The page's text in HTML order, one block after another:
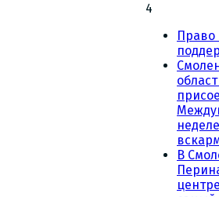
4
Право
В